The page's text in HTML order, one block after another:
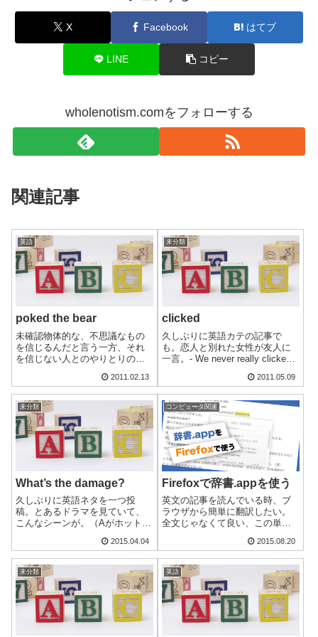
X Facebook はてブ
LINE コピー
wholenotism.comをフォローする
関連記事
英語
poked the bear
未確認物体的な、不思議なもの
を信じるんだと言う一方、それ
を信じない人とのやりとりの一
there's alien crap all over the
place.- You can't be ...
2011.02.13
未分類
clicked
久しぶりに英語カテの記事で
も。恋人と別れた女性が友人に
一言。- We never really clicked.
と（異性と）フィーリングが合
う、意気投合する、ビビビッと
感じる、うまが合う、しっくり
いくという意味が...
2011.05.09
未分類
What’s the damage?
久しぶりに英語ネタを一つ投
稿。とあるドラマを見ていて、
こんなシーンが。（Aがホットド
達員。）A: All right. What's the
damage? （で、いく
ら？）B: Ah... $39.60....
2015.04.04
コンピュータ関連
Firefoxで辞書.appを使う
英文の記事を読んでいる時、ブ
ラウザから簡単に翻訳したい。
全文じゃなくて良い、この単語
ショートカットを使う結論から
言うと、アドオンを入れずとも
調べたい単語にオンマウス（カ
ーソルのっけて）、ショートカ
ット：comma...
2015.08.20
未分類 英語